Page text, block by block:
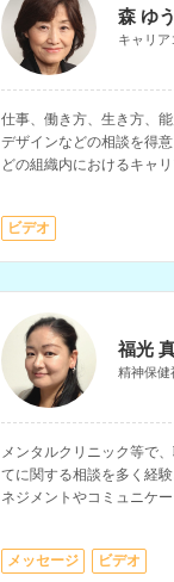
森 ゆ
キャリア
仕事、働き方、生き方、
デザインなどの相談を得
どの組織内におけるキャ
ビデオ
福光
精神保健
メンタルクリニック等で
てに関する相談を多く経
ネジメントやコミュニケ
メッセージ ビデオ